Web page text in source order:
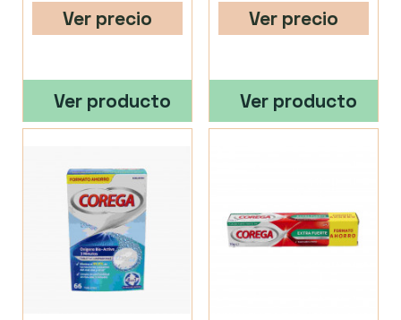
Ver precio
Ver producto
Ver precio
Ver producto